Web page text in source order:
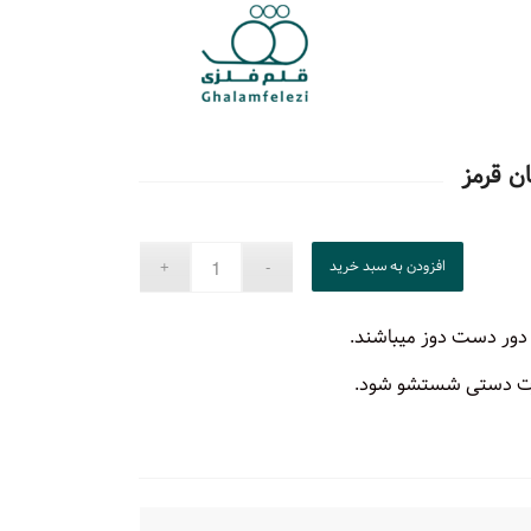
قرمز
افزودن به سبد خرید
دست دوز میباشند.
دستی شستشو شود.